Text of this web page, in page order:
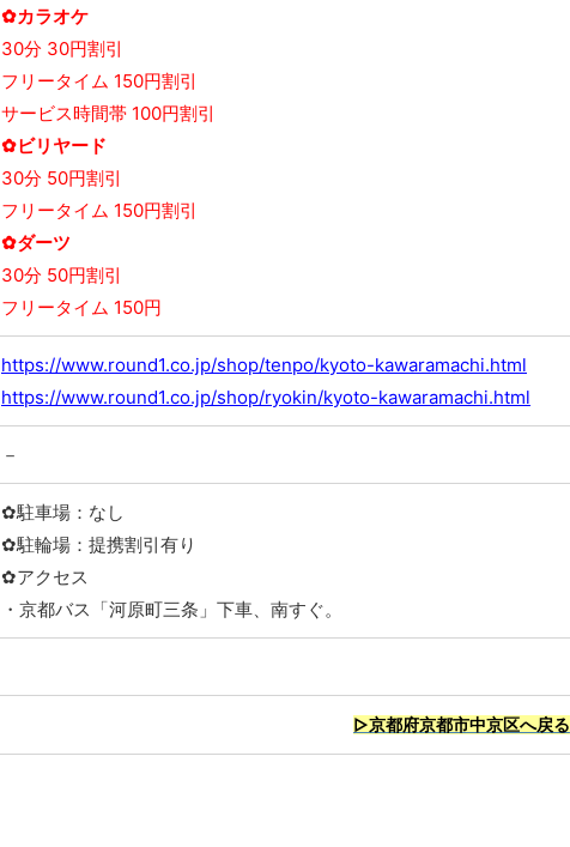
✿カラオケ
30分 30円割引
フリータイム 150円割引
サービス時間帯 100円割引
✿ビリヤード
30分 50円割引
フリータイム 150円割引
✿ダーツ
30分 50円割引
フリータイム 150円
https://www.round1.co.jp/shop/tenpo/kyoto-kawaramachi.html
https://www.round1.co.jp/shop/ryokin/kyoto-kawaramachi.html
－
✿駐車場：なし
✿駐輪場：提携割引有り
✿アクセス
・京都バス「河原町三条」下車、南すぐ。
▷京都府京都市中京区へ戻る